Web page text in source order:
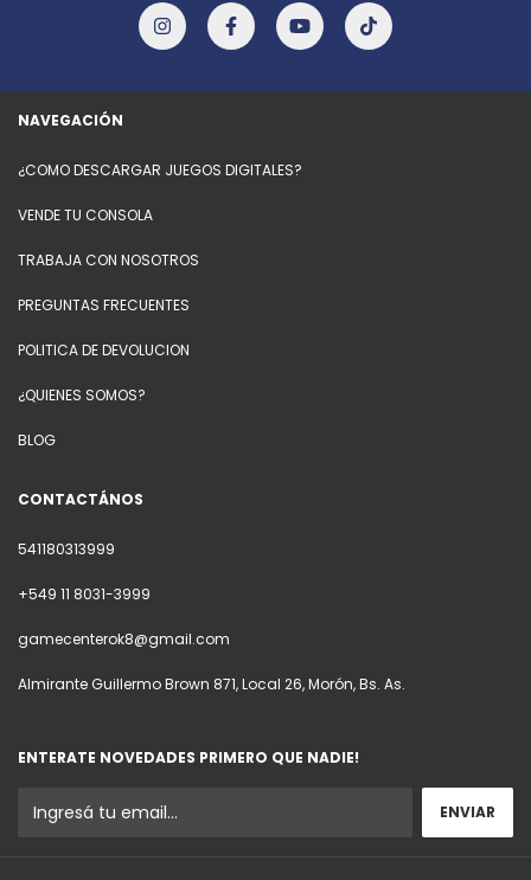
NAVEGACIÓN
¿COMO DESCARGAR JUEGOS DIGITALES?
VENDE TU CONSOLA
TRABAJA CON NOSOTROS
PREGUNTAS FRECUENTES
POLITICA DE DEVOLUCION
¿QUIENES SOMOS?
BLOG
CONTACTÁNOS
541180313999
+549 11 8031-3999
gamecenterok8@gmail.com
Almirante Guillermo Brown 871, Local 26, Morón, Bs. As.
ENTERATE NOVEDADES PRIMERO QUE NADIE!